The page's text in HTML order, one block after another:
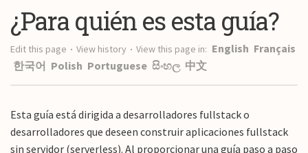
¿Para quién es esta guía?
Edit this page • View history • View this page in: English Français
한국어 Polish Portuguese සිංහල 中文
Esta guía está dirigida a desarrolladores fullstack o
desarrolladores que deseen construir aplicaciones fullstack
sin servidor (serverless). Al proporcionar una guía paso a paso